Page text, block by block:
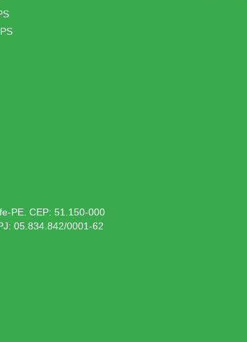
PE. CEP: 51.150-000
05.834.842/0001-62